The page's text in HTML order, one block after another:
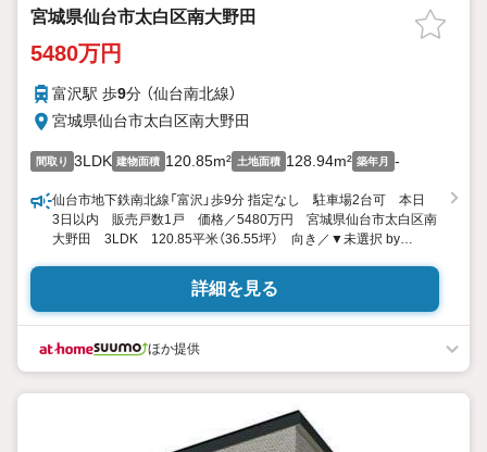
宮城県仙台市太白区南大野田
5480万円
富沢駅 歩9分 （仙台南北線）
宮城県仙台市太白区南大野田
間取り 3LDK 建物面積 120.85m² 土地面積 128.94m² 築年月 -
仙台市地下鉄南北線「富沢」歩9分 指定なし 駐車場2台可 本日
3日以内 販売戸数1戸 価格／5480万円 宮城県仙台市太白区南
大野田 3LDK 120.85平米（36.55坪） 向き／▼未選択 by
詳細を見る
ほか提供